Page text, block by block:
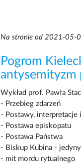
Na stronie od 2021-05-
Pogrom
antysemityzm
Wykład prof. Pawła
- Przebieg zdarzeń
- Postawy, interpretacje
- Postawa episkopatu
- Postawa Państwa
- Biskup Kubina -
- mit mordu rytualnego